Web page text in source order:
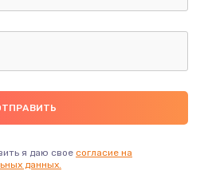
я даю свое согласие на
данных.